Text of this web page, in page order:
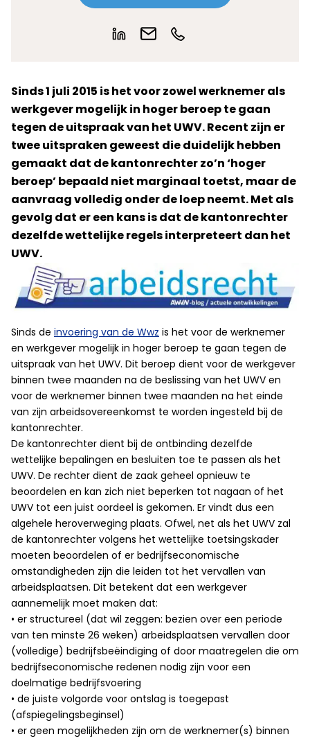
Sinds 1 juli 2015 is het voor zowel werknemer als
werkgever mogelijk in hoger beroep te gaan
tegen de uitspraak van het UWV. Recent zijn er
twee uitspraken geweest die duidelijk hebben
gemaakt dat de kantonrechter zo’n ‘hoger
beroep’ bepaald niet marginaal toetst, maar de
aanvraag volledig onder de loep neemt. Met als
gevolg dat er een kans is dat de kantonrechter
dezelfde wettelijke regels interpreteert dan het
UWV.
Sinds de invoering van de Wwz is het voor de werknemer
en werkgever mogelijk in hoger beroep te gaan tegen de
uitspraak van het UWV. Dit beroep dient voor de werkgever
binnen twee maanden na de beslissing van het UWV en
voor de werknemer binnen twee maanden na het einde
van zijn arbeidsovereenkomst te worden ingesteld bij de
kantonrechter.
De kantonrechter dient bij de ontbinding dezelfde
wettelijke bepalingen en besluiten toe te passen als het
UWV. De rechter dient de zaak geheel opnieuw te
beoordelen en kan zich niet beperken tot nagaan of het
UWV tot een juist oordeel is gekomen. Er vindt dus een
algehele heroverweging plaats. Ofwel, net als het UWV zal
de kantonrechter volgens het wettelijke toetsingskader
moeten beoordelen of er bedrijfseconomische
omstandigheden zijn die leiden tot het vervallen van
arbeidsplaatsen. Dit betekent dat een werkgever
aannemelijk moet maken dat:
• er structureel (dat wil zeggen: bezien over een periode
van ten minste 26 weken) arbeidsplaatsen vervallen door
(volledige) bedrijfsbeëindiging of door maatregelen die om
bedrijfseconomische redenen nodig zijn voor een
doelmatige bedrijfsvoering
• de juiste volgorde voor ontslag is toegepast
(afspiegelingsbeginsel)
• er geen mogelijkheden zijn om de werknemer(s) binnen